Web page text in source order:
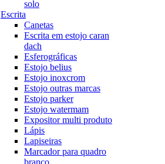
solo
Escrita
Canetas
Escrita em estojo caran
dach
Esferográficas
Estojo belius
Estojo inoxcrom
Estojo outras marcas
Estojo parker
Estojo watermam
Expositor multi produto
Lápis
Lapiseiras
Marcador para quadro
branco